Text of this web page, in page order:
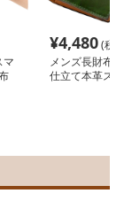
マ
¥4,480(税
メンズ長財布
仕立て本革ス